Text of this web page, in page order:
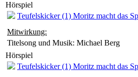
Hörspiel
Teufelskicker (1) Moritz macht das
Mitwirkung:
Titelsong und Musik: Michael Berg
Hörspiel
Teufelskicker (1) Moritz macht das